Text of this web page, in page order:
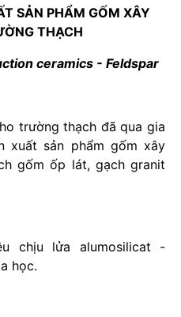
SẢN PHẨM GỐM XÂY
THẠCH
ceramics - Feldspar
trường thạch đã qua gia
xuất sản phẩm gốm xây
gốm ốp lát, gạch granit
chịu lửa alumosilicat -
học.